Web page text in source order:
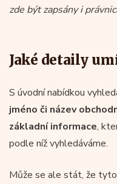
zde být zapsány i
Jaké detaily
S úvodní nabídkou
jméno či název
základní informace,
podle níž vyhledáváme.
Může se ale stát, že